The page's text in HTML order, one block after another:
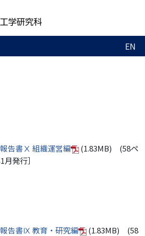
EN
告書Ⅹ 組織運営編
(1.83MB) (58ペ
発行］
告書Ⅸ 教育・研究編
(1.83MB) (58